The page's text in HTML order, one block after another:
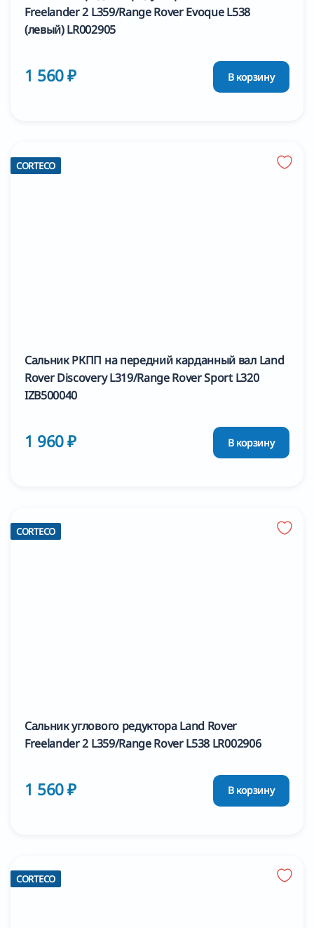
Freelander 2 L359/Range Rover Evoque L538
(левый) LR002905
1 560 ₽ В корзину
CORTECO
Сальник РКПП на передний карданный вал Land
Rover Discovery L319/Range Rover Sport L320
IZB500040
1 960 ₽ В корзину
CORTECO
Сальник углового редуктора Land Rover
Freelander 2 L359/Range Rover L538 LR002906
1 560 ₽ В корзину
CORTECO